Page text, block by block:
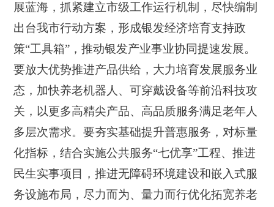
展蓝海，抓紧建立市级工作运行机制，尽快编制
出台我市行动方案，形成银发经济培育支持政
策“工具箱”，推动银发产业事业协同提速发展。
要放大优势推进产品供给，大力培育发展服务业
态，加快养老机器人、可穿戴设备等前沿科技攻
关，以更多高精尖产品、高品质服务满足老年人
多层次需求。要夯实基础提升普惠服务，对标量
化指标，结合实施公共服务“七优享”工程、推进
民生实事项目，推进无障碍环境建设和嵌入式服
务设施布局，尽力而为、量力而行优化拓宽养老